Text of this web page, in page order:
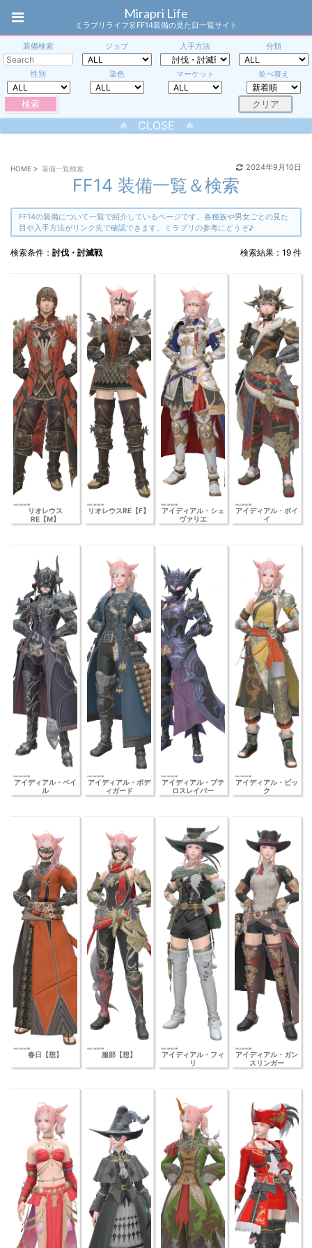
Mirapri Life
ミラプリライフ👗FF14装備の見た目一覧サイト
HOME > 装備一覧検索 2024年9月10日
FF14 装備一覧＆検索
FF14の装備について一覧で紹介しているページです。各種族や男女ごとの見た
目や入手方法がリンク先で確認できます。ミラプリの参考にどうぞ♪
装備検索 ジョブ 入手方法 分類
性別 染色 マーケット 並べ替え
CLOSE
検索条件： 討伐・討滅戦 検索結果：19 件
リオレウス
RE【M】
リオレウスRE【F】
アイディアル・シュ
ヴァリエ
アイディアル・ボイ
イ
アイディアル・ベイ
ル
アイディアル・ボデ
ィガード
アイディアル・プテ
ロスレイバー
アイディアル・ビッ
ク
春日【想】 服部【想】
アイディアル・フィ
リ
アイディアル・ガン
スリンガー